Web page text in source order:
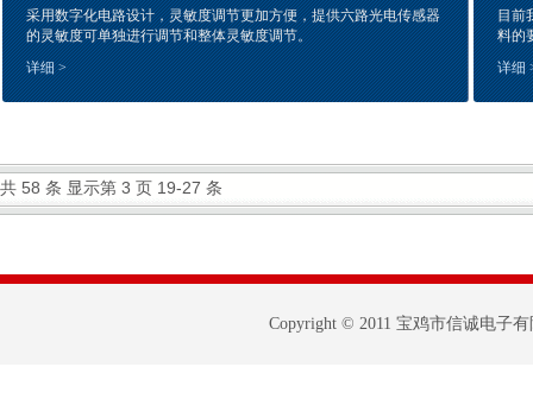
采用数字化电路设计，灵敏度调节更加方便，提供六路光电传感器
的灵敏度可单独进行调节和整体灵敏度调节。
详细 >
目前
料的
详细
共 58 条 显示第 3 页 19-27 条
Copyright © 2011 宝鸡市信诚电子